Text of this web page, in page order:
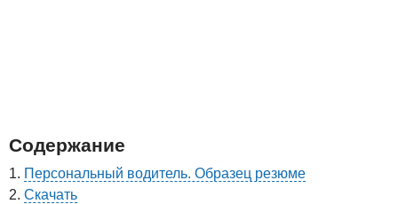
Содержание
Персональный водитель. Образец резюме
Скачать